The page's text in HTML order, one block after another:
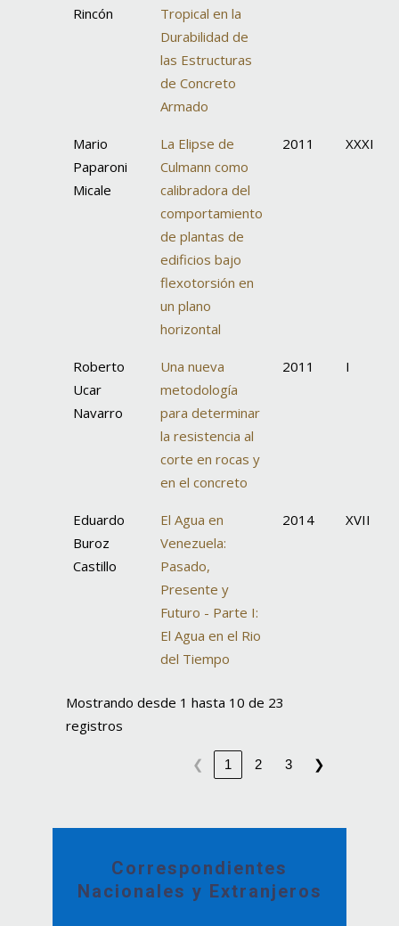
Rincón
Tropical en la
Durabilidad de
las Estructuras
de Concreto
Armado
Mario
Paparoni
Micale
La Elipse de
Culmann como
calibradora del
comportamiento
de plantas de
edificios bajo
flexotorsión en
un plano
horizontal
2011 XXXI
Roberto
Ucar
Navarro
Una nueva
metodología
para determinar
la resistencia al
corte en rocas y
en el concreto
2011 I
Eduardo
Buroz
Castillo
El Agua en
Venezuela:
Pasado,
Presente y
Futuro - Parte I:
El Agua en el Rio
del Tiempo
2014 XVII
Mostrando desde 1 hasta 10 de 23
registros
❮ 1 2 3 ❯
Correspondientes
Nacionales y Extranjeros